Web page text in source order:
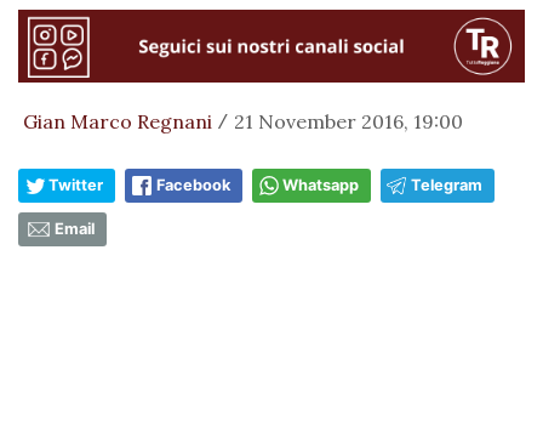
Gian Marco Regnani / 21 November 2016, 19:00
Twitter Facebook Whatsapp Telegram
Email